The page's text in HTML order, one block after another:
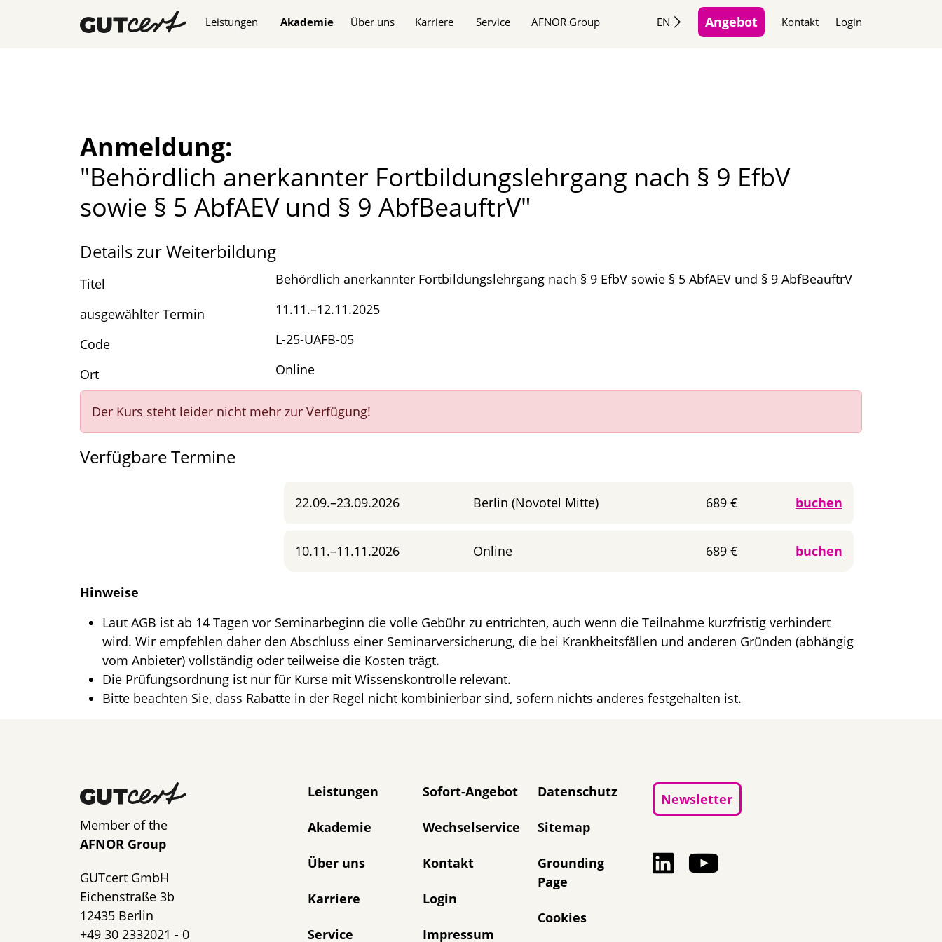
Leistungen
Akademie Über uns Karriere Service AFNOR Group EN Angebot Kontakt Login
Anmeldung:
"Behördlich anerkannter Fortbildungslehrgang nach § 9 EfbV
sowie § 5 AbfAEV und § 9 AbfBeauftrV"
Details zur Weiterbildung
Titel Behördlich anerkannter Fortbildungslehrgang nach § 9 EfbV sowie § 5 AbfAEV und § 9 AbfBeauftrV
ausgewählter Termin 11.11.–12.11.2025
Code L-25-UAFB-05
Ort Online
Der Kurs steht leider nicht mehr zur Verfügung!
Verfügbare Termine
22.09.–23.09.2026 Berlin (Novotel Mitte) 689 € buchen
10.11.–11.11.2026 Online 689 € buchen
Hinweise
Laut AGB ist ab 14 Tagen vor Seminarbeginn die volle Gebühr zu entrichten, auch wenn die Teilnahme kurzfristig verhindert
wird. Wir empfehlen daher den Abschluss einer Seminarversicherung, die bei Krankheitsfällen und anderen Gründen (abhängig
vom Anbieter) vollständig oder teilweise die Kosten trägt.
Die Prüfungsordnung ist nur für Kurse mit Wissenskontrolle relevant.
Bitte beachten Sie, dass Rabatte in der Regel nicht kombinierbar sind, sofern nichts anderes festgehalten ist.
Member of the
AFNOR Group
GUTcert GmbH
Eichenstraße 3b
12435 Berlin
+49 30 2332021 - 0
Navigation überspringen
Leistungen
Akademie
Über uns
Karriere
Service
Sofort-Angebot
Wechselservice
Kontakt
Login
Impressum
Datenschutz
Sitemap
Grounding
Page
Cookies
Newsletter